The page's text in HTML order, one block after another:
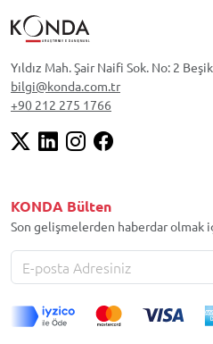
Yıldız Mah. Şair Naifi Sok. No: 2
bilgi@konda.com.tr
+90 212 275 1766
KONDA Bülten
Son gelişmelerden haberdar